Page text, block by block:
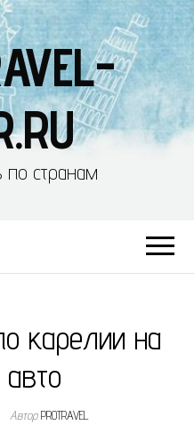
по странам
карелии на
АвторPROTRAVEL